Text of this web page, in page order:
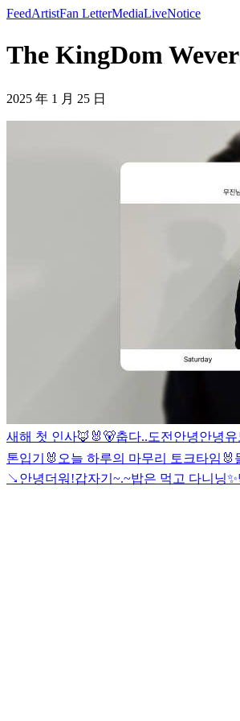
FeedArtistFan LetterMediaLiveNotice
The KingDom
2025 年 1 月 25 日
새해 첫 인사🦊🐰🐻춥다..도전 안녕안녕유
톤입기 🐰오늘 하루의 마무리 토크타임🐰
↘️ 안녕더워!갑자기~.~밥은 먹고 다니닝✨